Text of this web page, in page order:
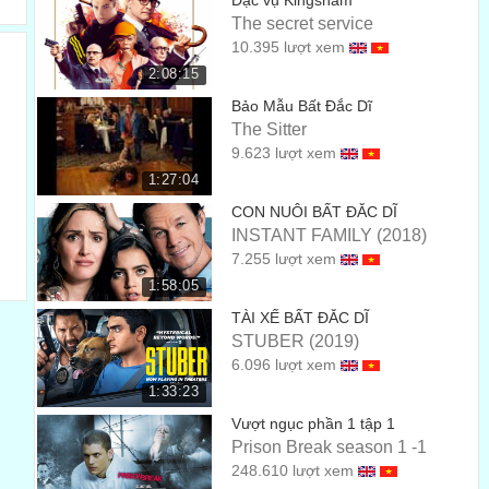
Hôm đó, là 1 ngày đẹp trời ở New York.
Everyone is out in the street, everyone's on their
rooftops,
Mọi người ở ngoài đường, trên các mái nhà cao tầng.
everyone's on their mobile phones.
Chăm chú vào cái điện thoại đi động.
I don't think people can quite believe what's happened.
Tôi không nghĩ là có ai đó tin vào những chuyện đã xảy ra.
Given that this is the financial district,
Đó chỉ là 1 khu tài chính,
is it your understanding that people...
các bạn có hiểu rằng những người...
You're American, aren't you? Sorry, mate.
2:08:15
The secret service
10.395 lượt xem
1:27:04
Bảo Mẫu Bất Đắc Dĩ
The Sitter
9.623 lượt xem
1:58:05
CON NUÔI BẤT ĐẮC DĨ
INSTANT FAMILY (2018)
7.255 lượt xem
1:33:23
TÀI XẾ BẤT ĐẮC DĨ
STUBER (2019)
6.096 lượt xem
Vượt ngục phần 1 tập 1
Prison Break season 1 -1
248.610 lượt xem